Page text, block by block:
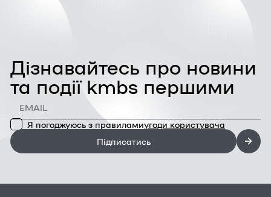
Дізнавайтесь про новини
та події kmbs першими
Я погоджуюсь з правиламиугоди користувача
Підписатись